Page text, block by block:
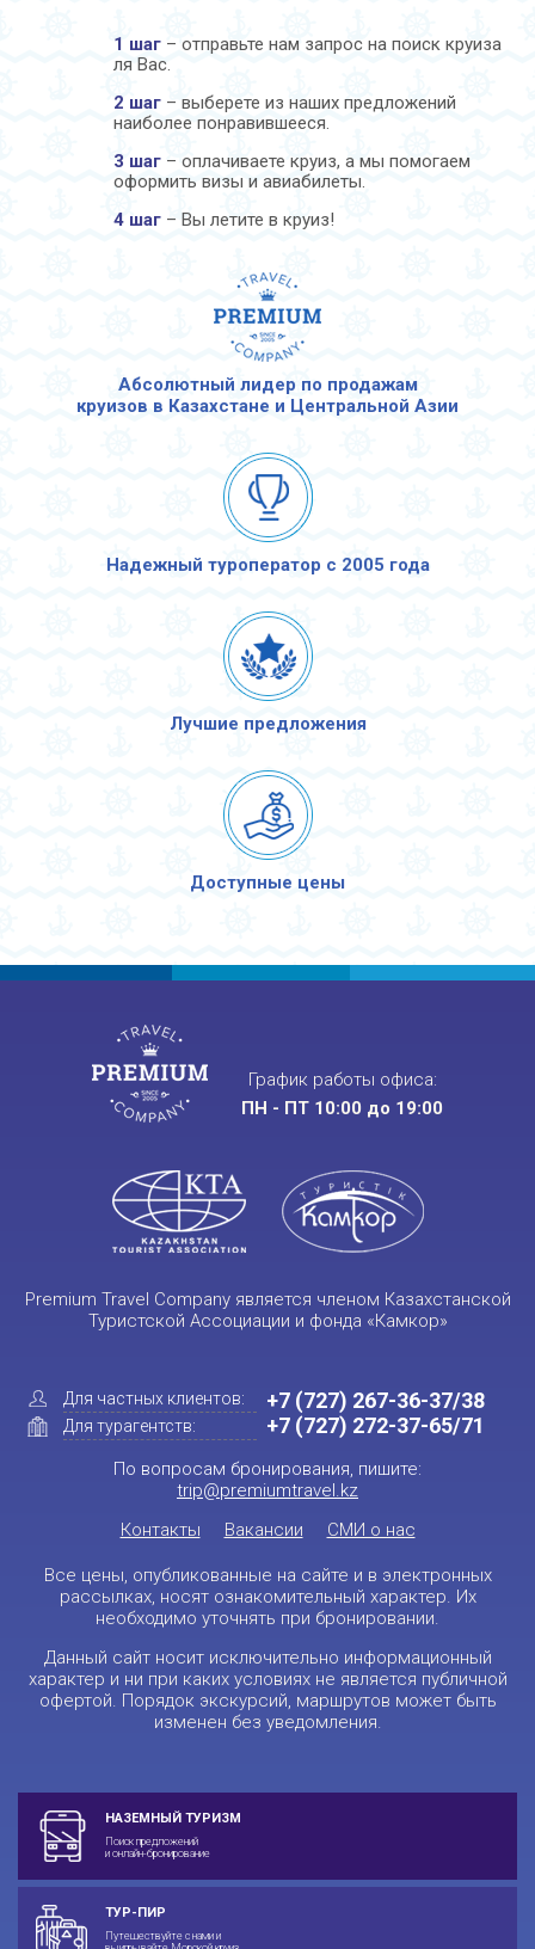
1 шаг – отправьте нам запрос на поиск круиза
ля Вас.
2 шаг – выберете из наших предложений
наиболее понравившееся.
3 шаг – оплачиваете круиз, а мы помогаем
оформить визы и авиабилеты.
4 шаг – Вы летите в круиз!
Абсолютный лидер по продажам
круизов в Казахстане и Центральной Азии
Надежный туроператор с 2005 года
Лучшие предложения
Доступные цены
График работы офиса:
ПН - ПТ 10:00 до 19:00
Premium Travel Company является членом Казахстанской
Туристской Ассоциации и фонда «Камкор»
Для частных клиентов:
Для турагентств:
+7 (727) 267-36-37/38
+7 (727) 272-37-65/71
По вопросам бронирования, пишите:
trip@premiumtravel.kz
Контакты
Вакансии СМИ о нас
Все цены, опубликованные на сайте и в электронных
рассылках, носят ознакомительный характер. Их
необходимо уточнять при бронировании.
Данный сайт носит исключительно информационный
характер и ни при каких условиях не является публичной
офертой. Порядок экскурсий, маршрутов может быть
изменен без уведомления.
НАЗЕМНЫЙ ТУРИЗМ
Поиск предложений
и онлайн-бронирование
ТУР-ПИР
Путешествуйте с нами и